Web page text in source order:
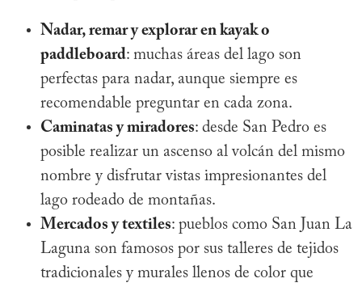
Nadar, remar y explorar en kayak o
paddleboard: muchas áreas del lago son
perfectas para nadar, aunque siempre es
recomendable preguntar en cada zona.
Caminatas y miradores: desde San Pedro es
posible realizar un ascenso al volcán del mismo
nombre y disfrutar vistas impresionantes del
lago rodeado de montañas.
Mercados y textiles: pueblos como San Juan La
Laguna son famosos por sus talleres de tejidos
tradicionales y murales llenos de color que